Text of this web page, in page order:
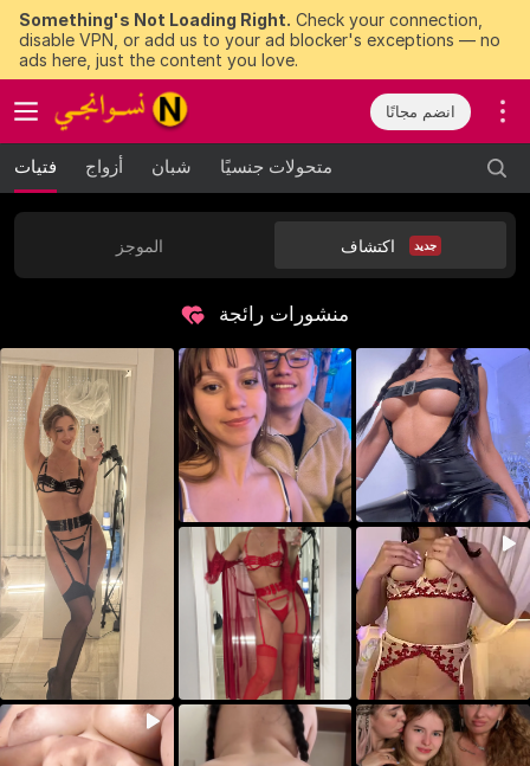
Something's Not Loading Right. Check your connection,
disable VPN, or add us to your ad blocker's exceptions — no
ads here, just the content you love.
انضم مجانًا
فتيات أزواج شبان متحولات جنسيًا
الموجز اكتشاف جديد
منشورات رائجة